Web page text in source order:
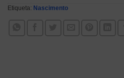
Etiqueta: Nascimento